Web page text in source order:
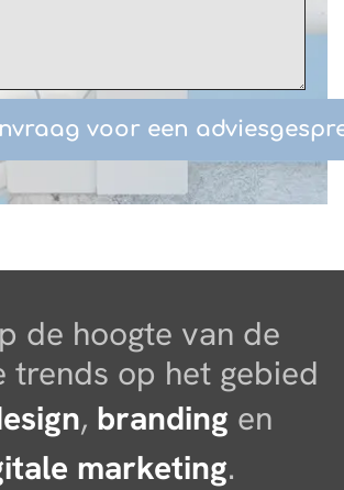
de hoogte van de
trends op het gebied
, branding en
marketing.